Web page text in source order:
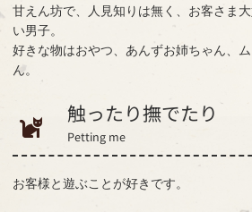
甘えん坊で、人見知りは無く、お客さま
い男子。
好きな物はおやつ、あんずお姉ちゃん、
ん。
触ったり撫でたり
Petting me
お客様と遊ぶことが好きです。